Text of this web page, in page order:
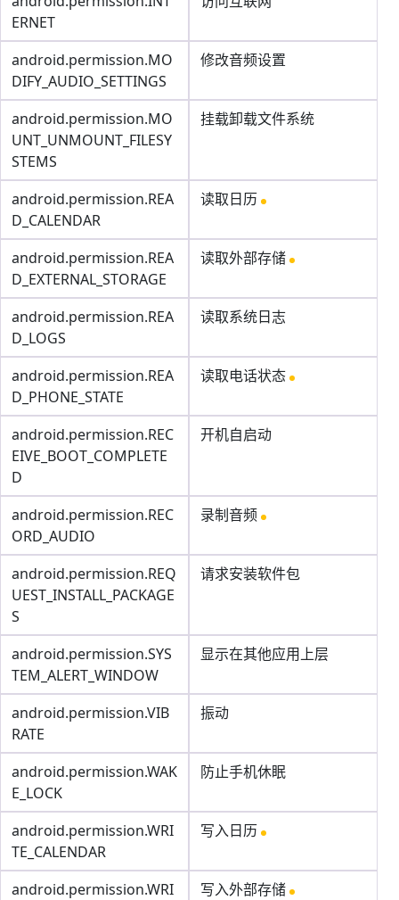
ERNET
android.permission.MO
DIFY_AUDIO_SETTINGS
修改音频设置
android.permission.MO
UNT_UNMOUNT_FILESY
STEMS
挂载卸载文件系统
android.permission.REA
D_CALENDAR
读取日历
android.permission.REA
D_EXTERNAL_STORAGE
读取外部存储
android.permission.REA
D_LOGS
读取系统日志
android.permission.REA
D_PHONE_STATE
读取电话状态
android.permission.REC
EIVE_BOOT_COMPLETE
D
开机自启动
android.permission.REC
ORD_AUDIO
录制音频
android.permission.REQ
UEST_INSTALL_PACKAGE
S
请求安装软件包
android.permission.SYS
TEM_ALERT_WINDOW
显示在其他应用上层
android.permission.VIB
RATE
振动
android.permission.WAK
E_LOCK
防止手机休眠
android.permission.WRI
TE_CALENDAR
写入日历
android.permission.WRI
写入外部存储